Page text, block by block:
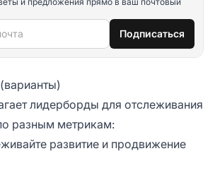
Подписаться
лидерборды для отслеживания
разным метрикам:
развитие и продвижение